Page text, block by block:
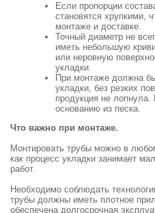
Если пропорции
становятся хрупкими,
монтаже и доставке.
Точный диаметр не
иметь небольшую
или неровную
укладки.
При монтаже должна
укладки, без резких
продукция не
основанию из песка.
Что важно при монтаже.
Монтировать трубы можно в
как процесс укладки занимает
работ.
Необходимо соблюдать
трубы должны иметь плотное
обеспечена долгосрочная